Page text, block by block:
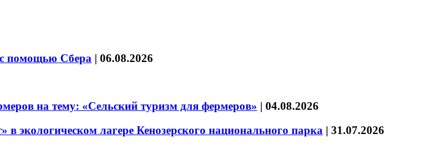
помощью Сбера | 06.08.2026
на тему: «Сельский туризм для фермеров» | 04.08.2026
экологическом лагере Кенозерского национального парка | 31.07.2026